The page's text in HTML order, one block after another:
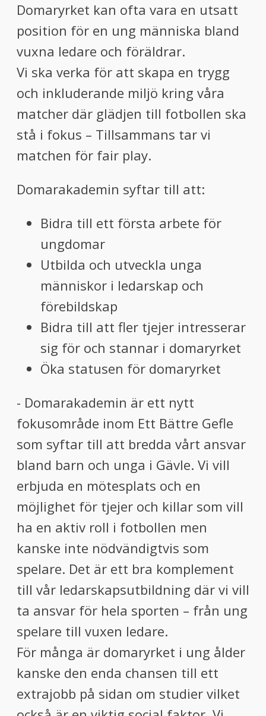
Domaryrket kan ofta vara en utsatt
position för en ung människa bland
vuxna ledare och föräldrar.
Vi ska verka för att skapa en trygg
och inkluderande miljö kring våra
matcher där glädjen till fotbollen ska
stå i fokus – Tillsammans tar vi
matchen för fair play.
Domarakademin syftar till att:
Bidra till ett första arbete för
ungdomar
Utbilda och utveckla unga
människor i ledarskap och
förebildskap
Bidra till att fler tjejer intresserar
sig för och stannar i domaryrket
Öka statusen för domaryrket
- Domarakademin är ett nytt
fokusområde inom Ett Bättre Gefle
som syftar till att bredda vårt ansvar
bland barn och unga i Gävle. Vi vill
erbjuda en mötesplats och en
möjlighet för tjejer och killar som vill
ha en aktiv roll i fotbollen men
kanske inte nödvändigtvis som
spelare. Det är ett bra komplement
till vår ledarskapsutbildning där vi vill
ta ansvar för hela sporten – från ung
spelare till vuxen ledare.
För många är domaryrket i ung ålder
kanske den enda chansen till ett
extrajobb på sidan om studier vilket